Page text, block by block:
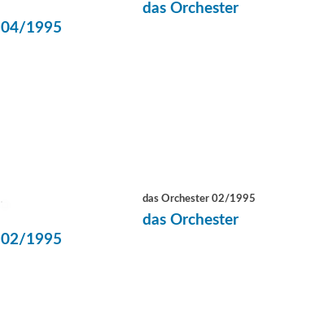
das Orchester
04/1995
das Orchester 02/1995
das Orchester
02/1995